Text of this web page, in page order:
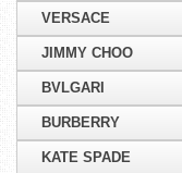
VERSACE
JIMMY CHOO
BVLGARI
BURBERRY
KATE SPADE